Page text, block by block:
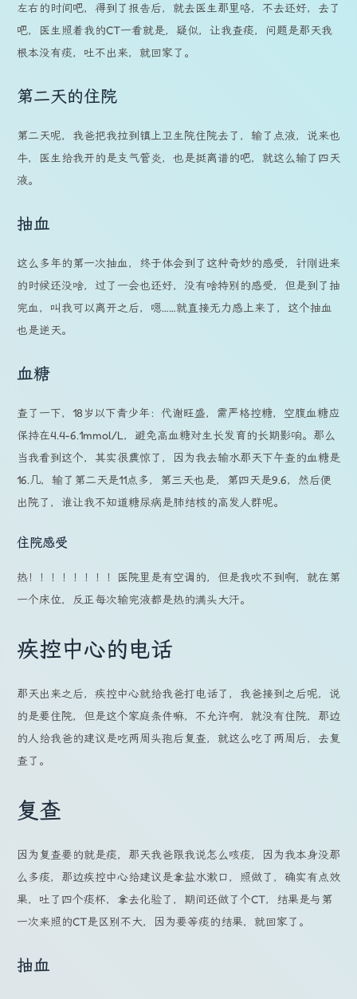
左右的时间吧，得到了报告后，就去医生那里咯，不去还好，去了
吧，医生照着我的CT一看就是，疑似，让我查痰，问题是那天我
根本没有痰，吐不出来，就回家了。
第二天的住院
第二天呢，我爸把我拉到镇上卫生院住院去了，输了点液，说来也
牛，医生给我开的是支气管炎，也是挺离谱的吧，就这么输了四天
液。
抽血
这么多年的第一次抽血，终于体会到了这种奇妙的感受，针刚进来
的时候还没啥，过了一会也还好，没有啥特别的感受，但是到了抽
完血，叫我可以离开之后，嗯……就直接无力感上来了，这个抽血
也是逆天。
血糖
查了一下，18岁以下青少年：代谢旺盛，需严格控糖，空腹血糖应
保持在4.4-6.1mmol/L，避免高血糖对生长发育的长期影响。那么
当我看到这个，其实很震惊了，因为我去输水那天下午查的血糖是
16.几，输了第二天是11点多，第三天也是，第四天是9.6，然后便
出院了，谁让我不知道糖尿病是肺结核的高发人群呢。
住院感受
热！！！！！！！！医院里是有空调的，但是我吹不到啊，就在第
一个床位，反正每次输完液都是热的满头大汗。
疾控中心的电话
那天出来之后，疾控中心就给我爸打电话了，我爸接到之后呢，说
的是要住院，但是这个家庭条件嘛，不允许啊，就没有住院，那边
的人给我爸的建议是吃两周头孢后复查，就这么吃了两周后，去复
查了。
复查
因为复查要的就是痰，那天我爸跟我说怎么咳痰，因为我本身没那
么多痰，那边疾控中心给建议是拿盐水漱口，照做了，确实有点效
果，吐了四个痰杯，拿去化验了，期间还做了个CT，结果是与第
一次来照的CT是区别不大，因为要等痰的结果，就回家了。
抽血